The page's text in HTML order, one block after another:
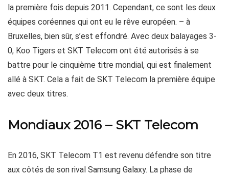
la première fois depuis 2011. Cependant, ce sont les deux
équipes coréennes qui ont eu le rêve européen. – à
Bruxelles, bien sûr, s’est effondré. Avec deux balayages 3-
0, Koo Tigers et SKT Telecom ont été autorisés à se
battre pour le cinquième titre mondial, qui est finalement
allé à SKT. Cela a fait de SKT Telecom la première équipe
avec deux titres.
Mondiaux 2016 – SKT Telecom
En 2016, SKT Telecom T1 est revenu défendre son titre
aux côtés de son rival Samsung Galaxy. La phase de